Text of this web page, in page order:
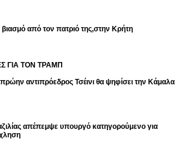
βιασμό από τον πατριό της,στην Κρήτη
ΓΙΑ ΤΟΝ ΤΡΑΜΠ
αντιπρόεδρος Τσέινι θα ψηφίσει την Κάμαλα
απέπεμψε υπουργό κατηγορούμενο για